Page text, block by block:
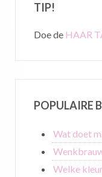
TIP!
Doe de HAAR
POPULAIRE
Wat doet
Welke